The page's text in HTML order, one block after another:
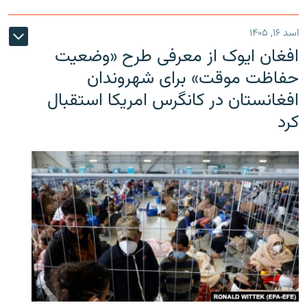
اسد ۱۶, ۱۴۰۵
افغان ایوک از معرفی طرح «وضعیت
حفاظت موقت» برای شهروندان
افغانستان در کانگرس امریکا استقبال
کرد